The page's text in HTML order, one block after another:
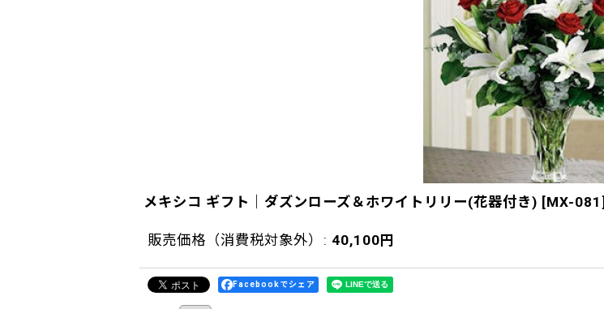
メキシコ ギフト｜ダズンローズ＆ホワイトリリー(花器付き) [MX-081 ]
販売価格（消費税対象外） : 40,100 円
Facebookでシェア